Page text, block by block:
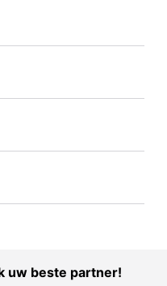
uw beste partner!